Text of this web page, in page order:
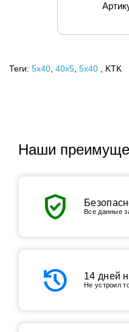
Теги: 5x40 40х5 5х40 , KTK
Наши
verified_user Все данные
history 14 дней
Не устроил